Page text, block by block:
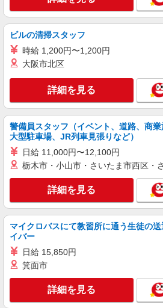
派遣社員
株式会社kotrio /●NG-H-1992457
小牧駅≫高収入！シ
時給1500円〜
通費全支給(ガソリン代
小牧市中央｜最寄
キープ
派遣社員
株式会社kotrio /●NG-H-1905923
小牧駅▼綺麗なサ高
アの巡回など
時給1500円〜
通費全支給(ガソリン代
小牧市中央｜最寄り
ビルの清掃スタッフ
時給 1,200円〜1,200円
大阪市北区
詳細を見る
警備員スタッフ（イベント、道路、商業
大型駐車場、JR列車見張りなど）
日給 11,000円〜12,100円
栃木市・小山市・さいたま市西区・
詳細を見る
マイクロバスにて教習所に通う生徒の送
イバー
日給 15,850円
箕面市
詳細を見る